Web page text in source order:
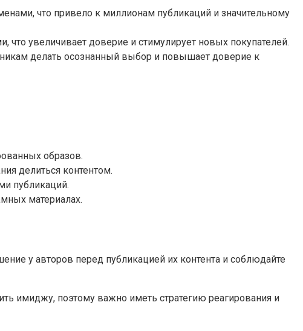
что привело к миллионам публикаций и значительному
что увеличивает доверие и стимулирует новых покупателей.
делать осознанный выбор и повышает доверие к
образов.
делиться контентом.
публикаций.
материалах.
у авторов перед публикацией их контента и соблюдайте
имиджу, поэтому важно иметь стратегию реагирования и